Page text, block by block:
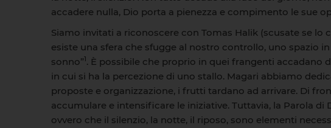
accadere nulla, Dio porta a pienezza e compimento le sue
Siamo invitati a riconoscere con Tomas Halik (scusate se
esiste una sfera che sfugge al nostro controllo, uno spazio
sonno”1. È possibile che proprio in quei frangenti accadano
in cui si ha la percezione di uno stallo. Magari abbiamo
proposte e organizzazione, i frutti tardano ad arrivare. Di
accumulare e intensificare le iniziative. Tuttavia, la Parola
ovvero che il silenzio, la notte, il riposo, sono elementi